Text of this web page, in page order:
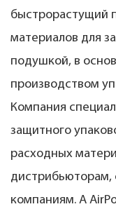
быстрорастущий
материалов для
подушкой, в
производством
Компания
защитного
расходных
дистрибьюторам,
компаниям. А